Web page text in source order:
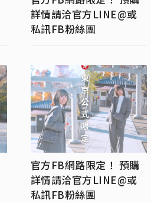
詳情請洽官方LINE@或
私訊FB粉絲團
官方FB網路限定！ 預購
詳情請洽官方LINE@或
私訊FB粉絲團